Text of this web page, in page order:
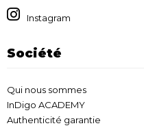
Instagram
Société
Qui nous sommes
InDigo ACADEMY
Authenticité garantie